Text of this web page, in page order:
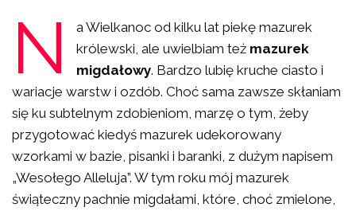
N
a Wielkanoc od kilku lat piekę mazurek
królewski, ale uwielbiam też mazurek
migdałowy. Bardzo lubię kruche ciasto i
wariacje warstw i ozdób. Choć sama zawsze skłaniam
się ku subtelnym zdobieniom, marzę o tym, żeby
przygotować kiedyś mazurek udekorowany
wzorkami w bazie, pisanki i baranki, z dużym napisem
„Wesołego Alleluja”. W tym roku mój mazurek
świąteczny pachnie migdałami, które, choć zmielone,